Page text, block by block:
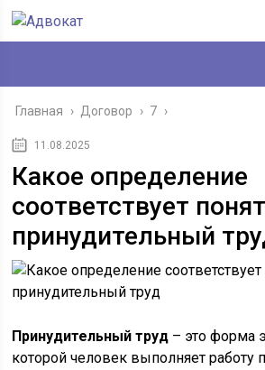
Главная › Договор › 7 ›
11.08.2025
Какое определение
соответствует
принудительный
Принудительный труд – это форма
которой человек выполняет работу